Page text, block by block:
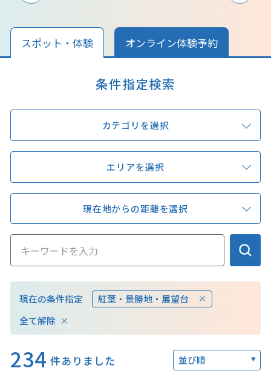
旅のテーマで探す
7つの国立公園
動画ライブラリー フォトライブラリー
お問い合わせ
スポット・体験 オンライン体験予約
条件指定検索
カテゴリを選択
エリアを選択
現在地からの距離を選択
現在の条件指定
紅葉・景勝地・展望台
全て解除
234 件ありました 並び順